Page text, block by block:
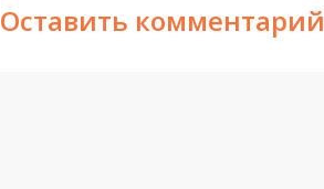
Оставить комментарий